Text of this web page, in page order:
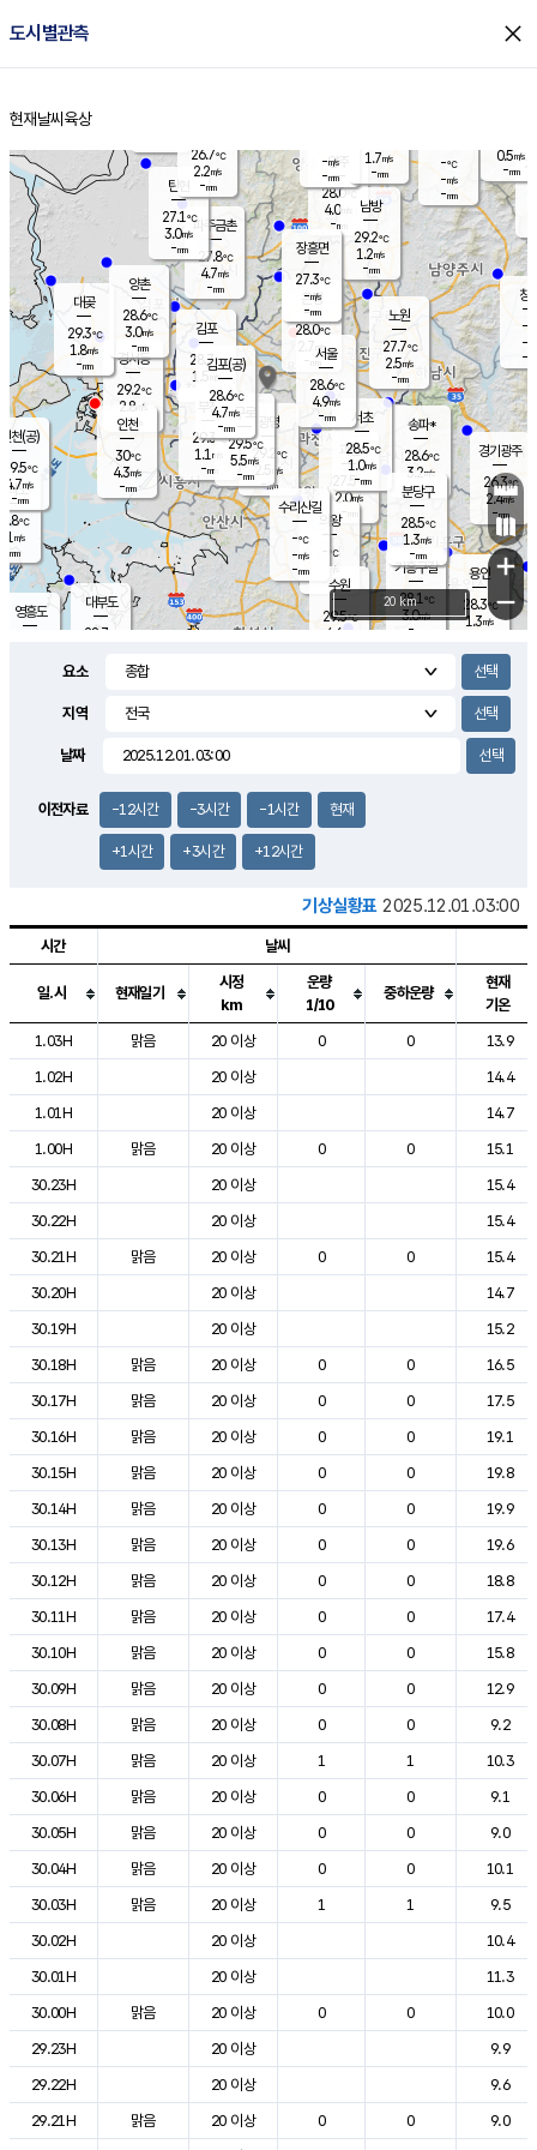
도시별관측 close
홈
현재날씨 육상
의도
℃
m/s
mm
영흥도
양주
28.0℃
4.0
-mm
과천
27.5℃
2.0m/s
- mm
용인
28.3℃
1.3m/s
경기광주
26.3℃
2.4m/s
-mm
3.4m/s
대부도
28.7
경서동
29.2℃
2.8 m/s
-mm
파주금촌
27.8℃
4.7m/s
-mm
-℃
-m/s
-mm
대곶
29.3℃
1.8m/s
-mm
창
-
-m/
-
탄현
27.1℃
3.0m/s
-mm
0.5m/s
-mm
의왕
- ℃
m/s
mm
김포
28.7℃
1.5 m/s
mm
광명
29.2 ℃
2.5 m/s
-mm
부천
29.3℃
1.1 m/s
-mm
양촌
28.6℃
3.0m/s
-mm
구로
29.5℃
5.5m/s
-mm
은평
28.0℃
2.7 m/s
- mm
노원
27.7℃
2.5m/s
-mm
송파*
28.6℃
3.2m/s
-mm
서초
28.5℃
1.0m/s
-mm
남방
29.2℃
1.2m/s
-mm
기흥구갈
28.1℃
3.0m/s
-
수리산길
-℃
-m/s
-mm
분당구
28.5℃
1.3m/s
-mm
장흥면
27.3℃
-m/s
-mm
-m/s
-mm
인천(공)
29.5℃
4.7m/s
-mm
김포(공)
28.6℃
4.7m/s
-mm
수원
29.5℃
4.6 m/s
인천
30℃
4.3m/s
-mm
서울
28.6℃
4.9m/s
-mm
26.7℃
2.2m/s
-mm
1.7m/s
-mm
+
−
20 km
요소
지역
날짜
이전자료 -12시간 -3시간 -1시간 현재
+1시간 +3시간 +12시간
기상실황표 2025.12.01.03:00
도시별 기상실황표로 지점, 날씨, 기온, 강수, 바람, 기압등을 안내한 표입
시간 날씨
일.시 현재일기
시정
km
운량
1/10
중하운량
현재
기온
1.03H
맑음 20 이상 0 0
13.9
1.02H
20 이상
14.4
1.01H
20 이상
14.7
1.00H
맑음 20 이상 0 0
15.1
30.23H
20 이상
15.4
30.22H
20 이상
15.4
30.21H
맑음 20 이상 0 0
15.4
30.20H
20 이상
14.7
30.19H
20 이상
15.2
30.18H
맑음 20 이상 0 0
16.5
30.17H
맑음 20 이상 0 0
17.5
30.16H
맑음 20 이상 0 0
19.1
30.15H
맑음 20 이상 0 0
19.8
30.14H
맑음 20 이상 0 0
19.9
30.13H
맑음 20 이상 0 0
19.6
30.12H
맑음 20 이상 0 0
18.8
30.11H
맑음 20 이상 0 0
17.4
30.10H
맑음 20 이상 0 0
15.8
30.09H
맑음 20 이상 0 0
12.9
30.08H
맑음 20 이상 0 0
9.2
30.07H
맑음 20 이상 1 1
10.3
30.06H
맑음 20 이상 0 0
9.1
30.05H
맑음 20 이상 0 0
9.0
30.04H
맑음 20 이상 0 0
10.1
30.03H
맑음 20 이상 1 1
9.5
30.02H
20 이상
10.4
30.01H
20 이상
11.3
30.00H
맑음 20 이상 0 0
10.0
29.23H
20 이상
9.9
29.22H
20 이상
9.6
29.21H
맑음 20 이상 0 0
9.0